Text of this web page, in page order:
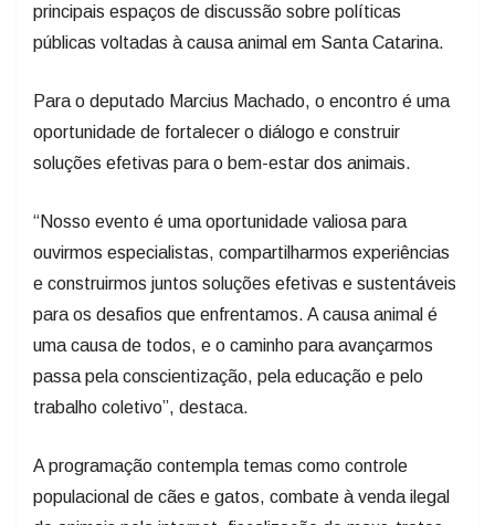
principais espaços de discussão sobre políticas
públicas voltadas à causa animal em Santa Catarina.
Para o deputado Marcius Machado, o encontro é uma
oportunidade de fortalecer o diálogo e construir
soluções efetivas para o bem-estar dos animais.
“Nosso evento é uma oportunidade valiosa para
ouvirmos especialistas, compartilharmos experiências
e construirmos juntos soluções efetivas e sustentáveis
para os desafios que enfrentamos. A causa animal é
uma causa de todos, e o caminho para avançarmos
passa pela conscientização, pela educação e pelo
trabalho coletivo”, destaca.
A programação contempla temas como controle
populacional de cães e gatos, combate à venda ilegal